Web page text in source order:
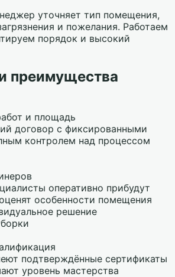
уточняет тип помещения,
и пожелания. Работаем
порядок и высокий
преимущества
и площадь
договор с фиксированными
контролем над процессом
оперативно прибудут
особенности помещения
решение
подтверждённые сертификаты
уровень мастерства